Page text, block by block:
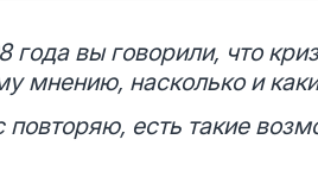
года вы говорили, что
мнению, насколько и
повторяю, есть такие